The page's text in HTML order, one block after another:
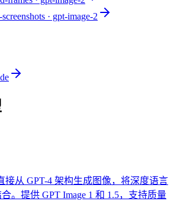
· gpt-image-2
接从 GPT-4 架构生成图像，将深度语言
。提供 GPT Image 1 和 1.5，支持质量